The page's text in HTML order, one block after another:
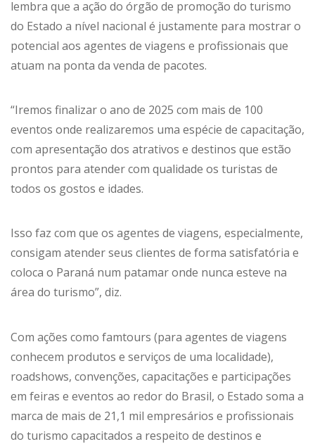
lembra que a ação do órgão de promoção do turismo
do Estado a nível nacional é justamente para mostrar o
potencial aos agentes de viagens e profissionais que
atuam na ponta da venda de pacotes.
“Iremos finalizar o ano de 2025 com mais de 100
eventos onde realizaremos uma espécie de capacitação,
com apresentação dos atrativos e destinos que estão
prontos para atender com qualidade os turistas de
todos os gostos e idades.
Isso faz com que os agentes de viagens, especialmente,
consigam atender seus clientes de forma satisfatória e
coloca o Paraná num patamar onde nunca esteve na
área do turismo”, diz.
Com ações como famtours (para agentes de viagens
conhecem produtos e serviços de uma localidade),
roadshows, convenções, capacitações e participações
em feiras e eventos ao redor do Brasil, o Estado soma a
marca de mais de 21,1 mil empresários e profissionais
do turismo capacitados a respeito de destinos e